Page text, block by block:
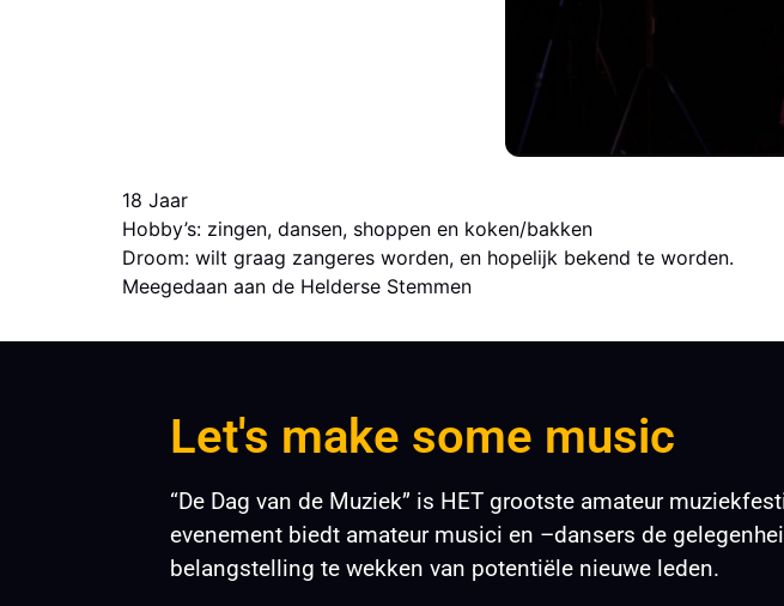
18 Jaar
Hobby’s: zingen, dansen, shoppen en koken/bakken
Droom: wilt graag zangeres worden, en hopelijk bekend te worden.
Meegedaan aan de Helderse Stemmen
Let's make some music
“De Dag van de Muziek” is HET grootste amateur
evenement biedt amateur musici en –dansers de
belangstelling te wekken van potentiële nieuwe leden.